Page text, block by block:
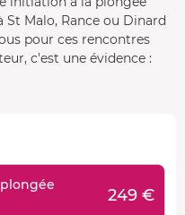
Malo, Rance ou Dinard
pour ces rencontres
c'est une évidence :
249 €